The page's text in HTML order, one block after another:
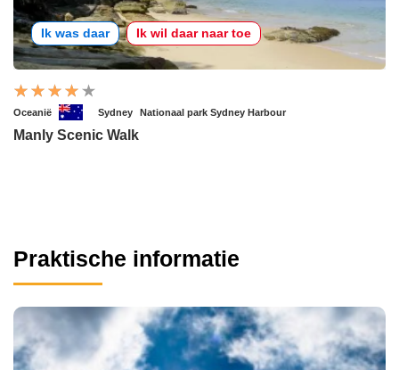
Ik was daar Ik wil daar naar toe
Oceanië Sydney Nationaal park Sydney Harbour
Manly Scenic Walk
Praktische informatie